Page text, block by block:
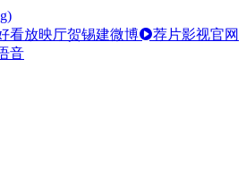
看放映厅贺锡建微博
荐片影视官网
音